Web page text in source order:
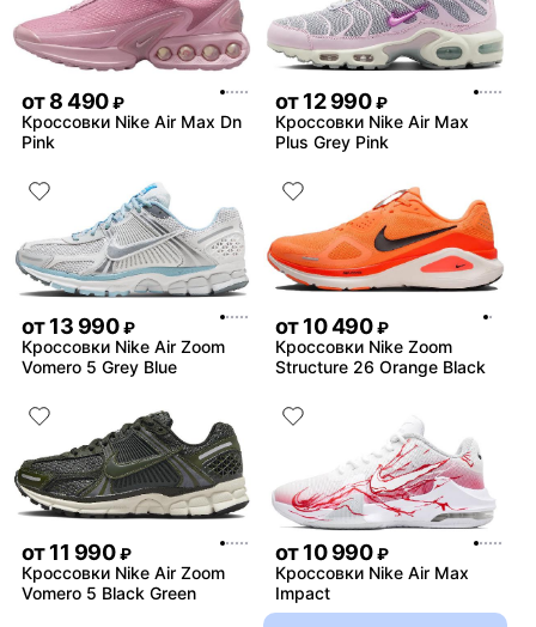
от8 490 ₽
Кроссовки Nike Air Max Dn
Pink
от12 990 ₽
Кроссовки Nike Air Max
Plus Grey Pink
от13 990 ₽
Кроссовки Nike Air Zoom
Vomero 5 Grey Blue
от10 490 ₽
Кроссовки Nike Zoom
Structure 26 Orange Black
от11 990 ₽
Кроссовки Nike Air Zoom
Vomero 5 Black Green
от10 990 ₽
Кроссовки Nike Air Max
Impact